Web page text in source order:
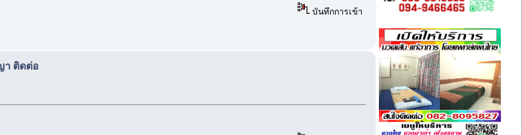
บันทึกการเข้า
า ติดต่อ